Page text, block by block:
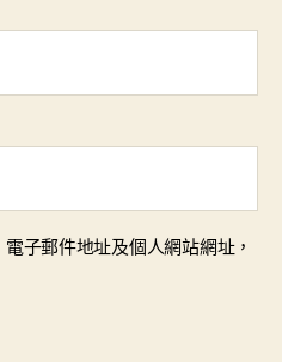
子郵件地址及個人網站網址，